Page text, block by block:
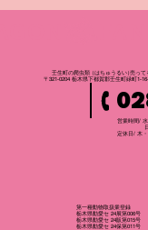
壬生町の爬虫類（はちゅうるい）売って
〒321-0204 栃木県下都賀郡壬生町緑町1-
営業時間/ 水
日曜日
定休日/ 木・
第一種動物取扱業登録
栃木県動愛セ 24展第006号
栃木県動愛セ 24販第015号
栃木県動愛セ 24保第011号